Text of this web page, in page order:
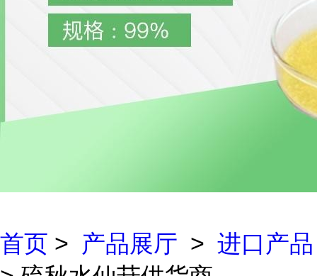
首页 > 产品展厅 > 进口产品